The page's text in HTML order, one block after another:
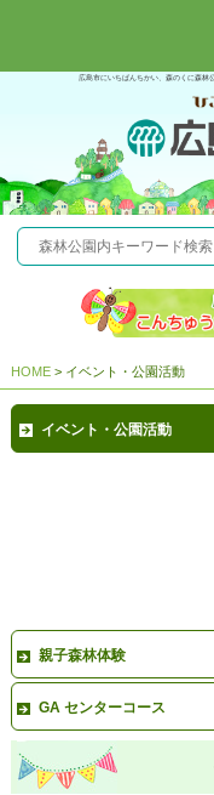
広島市にいちばんちかい、森のくに森林
HOME> イベント・公園活動
イベント・公園活動
親子森林体験
GA センターコース